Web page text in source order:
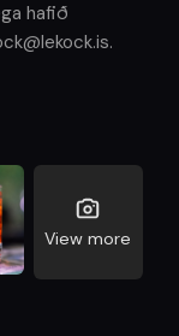
hafið
View more